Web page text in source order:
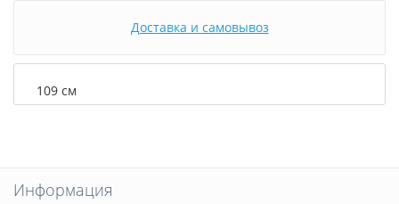
Доставка и самовывоз
109 см
Информация